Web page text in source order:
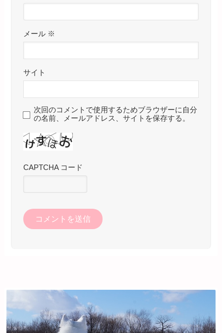
メール ※
サイト
次回のコメントで使用するためブラウザーに自分
の名前、メールアドレス、サイトを保存する。
CAPTCHA コード